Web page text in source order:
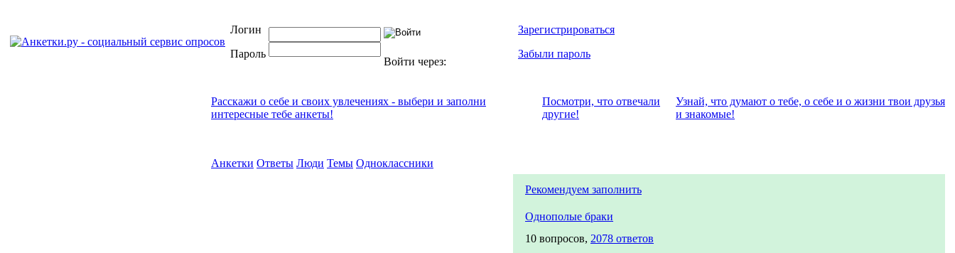
Логин
Пароль
Войти через:
Зарегистрироваться
Забыли пароль
Расскажи о себе и своих увлечениях - выбери и заполни
интересные тебе анкеты!
Посмотри, что отвeчали
другие!
Узнай, что думают о тебе, о себе и о жизни твои друзья
и знакомые!
Анкетки Ответы Люди Темы Одноклассники
Рекомендуем заполнить
Однополые браки
10 вопросов, 2078 ответов